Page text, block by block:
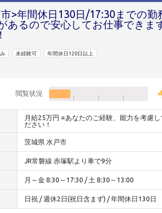
>年間休日130日/17:30までの
あるので安心してお仕事できま
未経験可 年間休日120日以上
閲覧状況
月給25万円 ※あなたのご経験、能力を考慮
ださい！
茨城県 水戸市
JR常磐線 赤塚駅より車で9分
月～金 8:30～17:30 / 土 8:30～13:00
日祝 / 週休2日(祝日含まず) / 年間休日130日